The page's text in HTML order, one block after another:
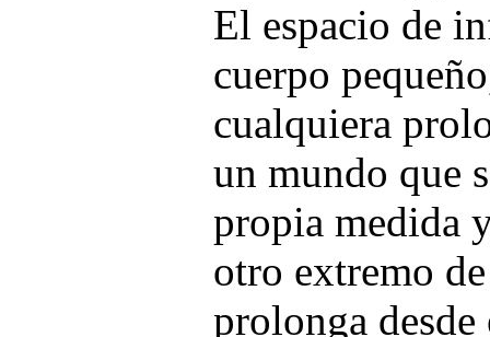
El espacio de
cuerpo
cualquiera
un mundo que
propia medida
otro extremo
prolonga